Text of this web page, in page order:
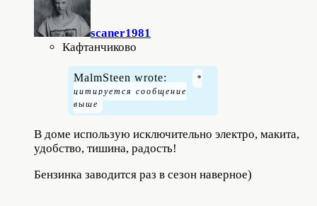
scaner1981
Кафтанчиково
MalmSteen wrote:
В доме использую исключительно электро, макита,
удобство, тишина, радость!
Бензинка заводится раз в сезон наверное)